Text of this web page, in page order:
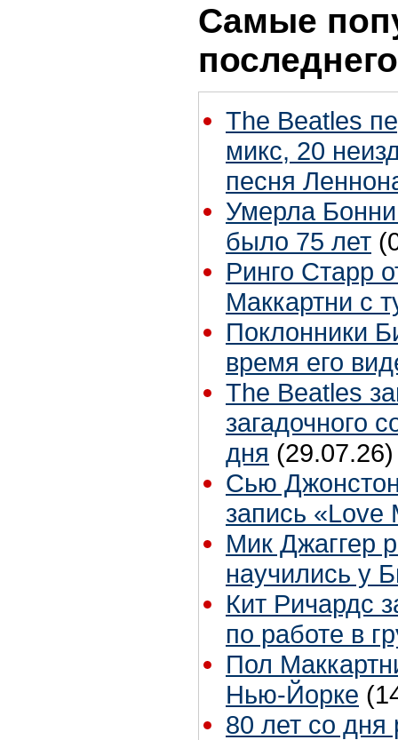
Самые
The Beatles
микс, 20
песня
Умерла
было 75 лет
Ринго Старр
Маккартни с
Поклонники
время его
The Beatles
загадочного
дня (29.07.26)
Сью
запись «Love
Мик Джаггер
научились у
Кит Ричардс
по работе в
Пол
Нью-Йорке
80 лет со